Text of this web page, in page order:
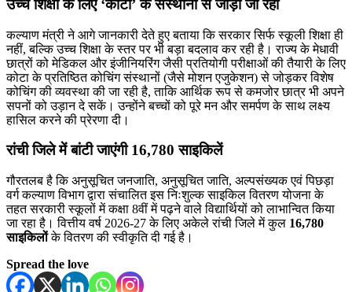
उच्च शिक्षा के लिए ‘कोटा’ के संस्थानों से जोड़ा जा रहा
कल्याण मंत्री ने आगे जानकारी देते हुए बताया कि सरकार सिर्फ स्कूली शिक्षा ही
नहीं, बल्कि उच्च शिक्षा के स्तर पर भी बड़ा बदलाव कर रही है। राज्य के मेधावी
छात्रों को मेडिकल और इंजीनियरिंग जैसी प्रतियोगी परीक्षाओं की तैयारी के लिए
कोटा के प्रतिष्ठित कोचिंग संस्थानों (जैसे मोशन एजुकेशन) से जोड़कर विशेष
कोचिंग की व्यवस्था की जा रही है, ताकि आर्थिक रूप से कमजोर छात्र भी अपने
सपनों को उड़ान दे सकें। उन्होंने बच्चों को पूरे मन और समर्पण के साथ लक्ष्य
हासिल करने की प्रेरणा दी।
रांची जिले में बांटी जाएंगी 16,780 साइकिलें
गौरतलब है कि अनुसूचित जनजाति, अनुसूचित जाति, अल्पसंख्यक एवं पिछड़ा
वर्ग कल्याण विभाग द्वारा संचालित इस निःशुल्क साइकिल वितरण योजना के
तहत सरकारी स्कूलों में कक्षा 8वीं में पढ़ने वाले विद्यार्थियों को लाभान्वित किया
जा रहा है। वित्तीय वर्ष 2026-27 के लिए अकेले रांची जिले में कुल 16,780
साइकिलोंके वितरण की स्वीकृति दी गई है।
Spread the love